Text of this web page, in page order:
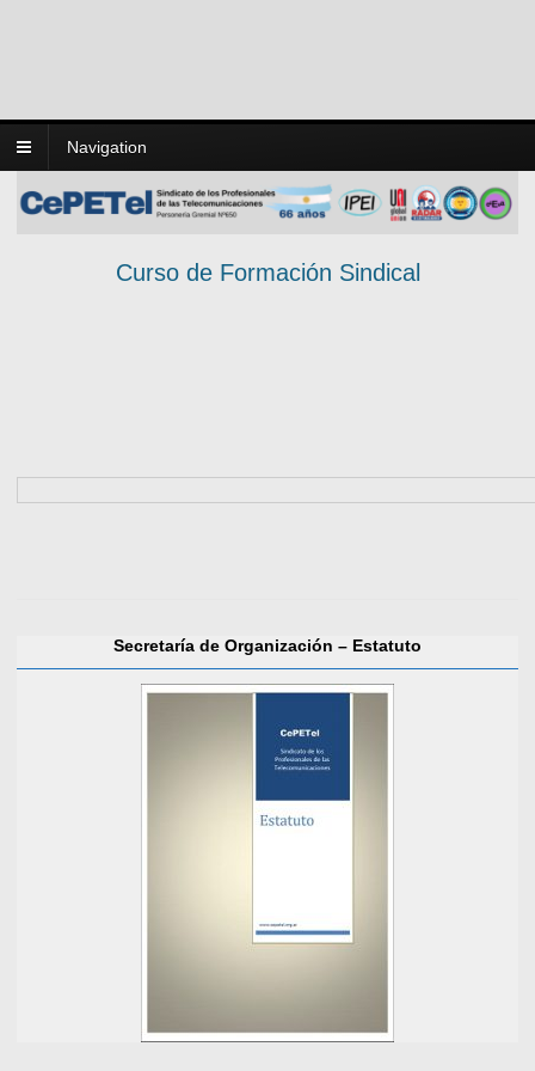
Navigation
Curso de Formación Sindical
Secretaría de Organización – Estatuto